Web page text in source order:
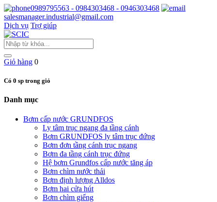
0989795563 - 0984303468 - 0946303468
salesmanager.industrial@gmail.com
Dịch vụ Trợ giúp
Giỏ hàng 0
Có 0 sp trong giỏ
Danh mục
Bơm cấp nước GRUNDFOS
Ly tâm trục ngang đa tầng cánh
Bơm GRUNDFOS ly tâm trục đứng
Bơm đơn tầng cánh trục ngang
Bơm đa tầng cánh trục đứng
Hệ bơm Grundfos cấp nước tăng áp
Bơm chìm nước thải
Bơm định lượng Alldos
Bơm hai cửa hút
Bơm chìm giếng